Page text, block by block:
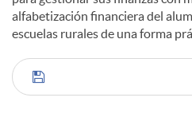
alfabetización financiera del
escuelas rurales de una forma
C